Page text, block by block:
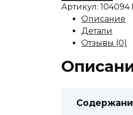
сорт
"Голдельзе":
особенности
выращивания
ухода
растением.
Артикул: 104094
Описание
Детали
Отзывы (0)